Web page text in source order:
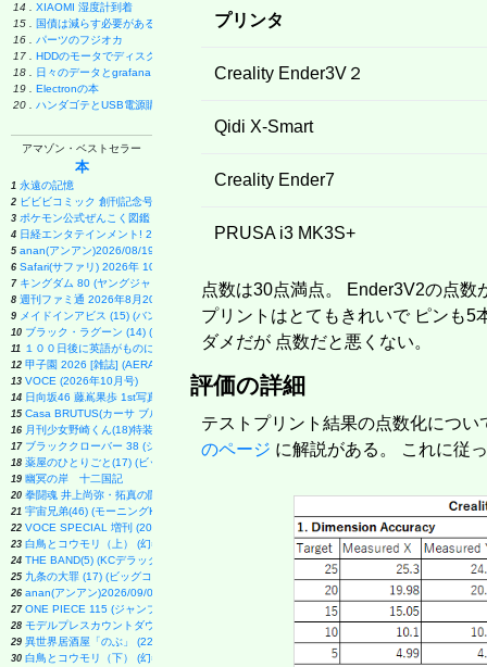
14 .
XIAOMI 湿度計到着
15 .
国債は減らす必要があるのか
16 .
パーツのフジオカ
17 .
HDDのモータでディスク・グラインダー製作
18 .
日々のデータとgrafana
19 .
Electronの本
20 .
ハンダゴテとUSB電源購入
アマゾン・ベストセラー
本
1 永遠の記憶
2 ビビビコミック 創刊記念号 ([実用品])
3 ポケモン公式ぜんこく図鑑 1996-2026
4 日経エンタテインメント! 2026年 9 月号増刊【表紙：EBiDAN】
5 anan(アンアン)2026/08/19号 No.2507[愛とSEX／寺西拓人]
6 Safari(サファリ) 2026年 10 月号増刊 Special Edition [COVER:平野紫耀]
7 キングダム 80 (ヤングジャンプコミックス)
8 週刊ファミ通 2026年8月20・27日合併号 No.1959
9 メイドインアビス (15) (バンブーコミックス)
10 ブラック・ラグーン (14) (サンデーGXコミックス)
11 １００日後に英語がものになる１日１０分 ネイティブ英語書き写し
12 甲子園 2026 [雑誌] (AERA増刊)
13 VOCE (2026年10月号)
14 日向坂46 藤嶌果歩 1st写真集 果実の歩幅
15 Casa BRUTUS(カーサ ブルータス) 2026年 9月号[もっと学べる！動物園と水族館]
16 月刊少女野崎くん(18)特装版 セレクト小冊子「堀と鹿島編」付き (SEコミックスプレミアム)
17 ブラッククローバー 38 (ジャンプコミックス)
18 薬屋のひとりごと(17) (ビッグガンガンコミックス)
19 幽冥の岸 十二国記
20 拳闘魂 井上尚弥・拓真の闘い (講談社+α新書 907-1A)
21 宇宙兄弟(46) (モーニングKC)
22 VOCE SPECIAL 増刊 (2026年10月号)
23 白鳥とコウモリ（上） (幻冬舎文庫)
24 THE BAND(5) (KCデラックス)
25 九条の大罪 (17) (ビッグコミックス)
26 anan(アンアン)2026/09/02号 No.2509増刊 スペシャルエディション[ちいかわ]
27 ONE PIECE 115 (ジャンプコミックス)
28 モデルプレスカウントダウンマガジン vol.13 (TVガイドMOOK)
29 異世界居酒屋「のぶ」 (22) (角川コミックス・エース)
30 白鳥とコウモリ（下） (幻冬舎文庫)
プリンタ
Creality Ender3V２
Qidi X-Smart
Creality Ender7
PRUSA i3 MK3S+
点数は30点満点。 Ender3V2の点
プリントはとてもきれいで ピンも5
ダメだが 点数だと悪くない。
評価の詳細
テストプリント結果の点数化につい
のページ に解説がある。 これに従